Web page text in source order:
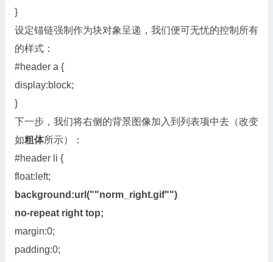
}
设定锚链强制作为块对象呈递，我们便可无忧的控制所有
的样式：
#header a {
display:block;
}
下一步，我们将右侧的背景图像加入到列表项中去（改变
如粗体所示）：
#header li {
float:left;
background:url(""norm_right.gif"")
no-repeat right top;
margin:0;
padding:0;